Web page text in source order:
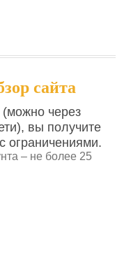
сайта
(можно через
вы получите
ограничениями.
– не более 25